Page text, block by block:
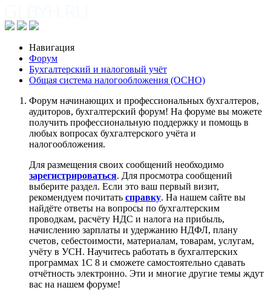
Навигация
Форум
Бухгалтерский и налоговый учёт
Общая система налогообложения (ОСНО)
Форум начинающих и профессиональных бухгалтеров,
аудиторов, бухгалтерский форум! На форуме вы можете
получить профессиональную поддержку и помощь в
любых вопросах бухгалтерского учёта и
налогообложения.
Для размещения своих сообщений необходимо
зарегистрироваться. Для просмотра сообщений
выберите раздел. Если это ваш первый визит,
рекомендуем почитать справку. На нашем сайте вы
найдёте ответы на вопросы по бухгалтерским
проводкам, расчёту НДС и налога на прибыль,
начислению зарплаты и удержанию НДФЛ, плану
счетов, себестоимости, материалам, товарам, услугам,
учёту в УСН. Научитесь работать в бухгалтерских
программах 1С 8 и сможете самостоятельно сдавать
отчётность электронно. Эти и многие другие темы ждут
вас на нашем форуме!